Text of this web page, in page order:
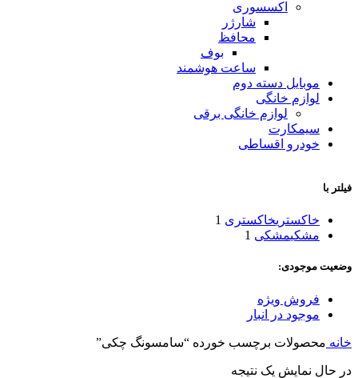
اکسسوری
شارژر
محافظ
بوف
ساعت هوشمند
موبایل دسته دوم
لوازم خانگی
لوازم خانگی برقی
سیمکارت
خودرو اقساطی
فیلتر با
خاکستریخاکستری 1
مشکیمشکی 1
وضعیت موجودی:
فروش ویژه
موجود در انبار
خانه محصولات برچسب خورده “سامسونگ چکی”
در حال نمایش یک نتیجه